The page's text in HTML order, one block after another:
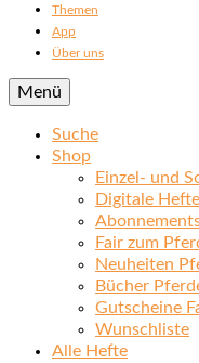
Themen
App
Über uns
Menü
Suche
Shop
Einzel- und
Digitale Hefte
Fair zum
Neuheiten
Bücher
Gutscheine
Wunschliste
Alle Hefte